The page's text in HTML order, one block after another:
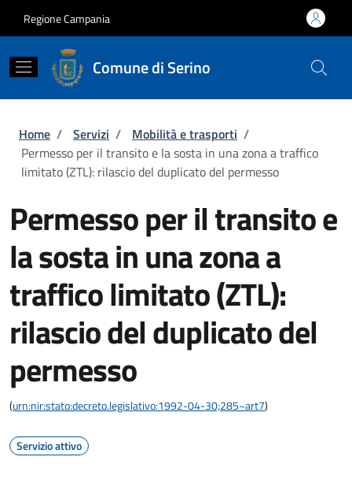
Regione Campania
Comune di Serino
Briciole di pane
Home / Servizi / Mobilità e trasporti /
Permesso per il transito e la sosta in una zona a traffico
limitato (ZTL): rilascio del duplicato del permesso
Permesso per il transito e
la sosta in una zona a
traffico limitato (ZTL):
rilascio del duplicato del
permesso
(urn:nir:stato:decreto.legislativo:1992-04-30;285~art7)
Servizio attivo